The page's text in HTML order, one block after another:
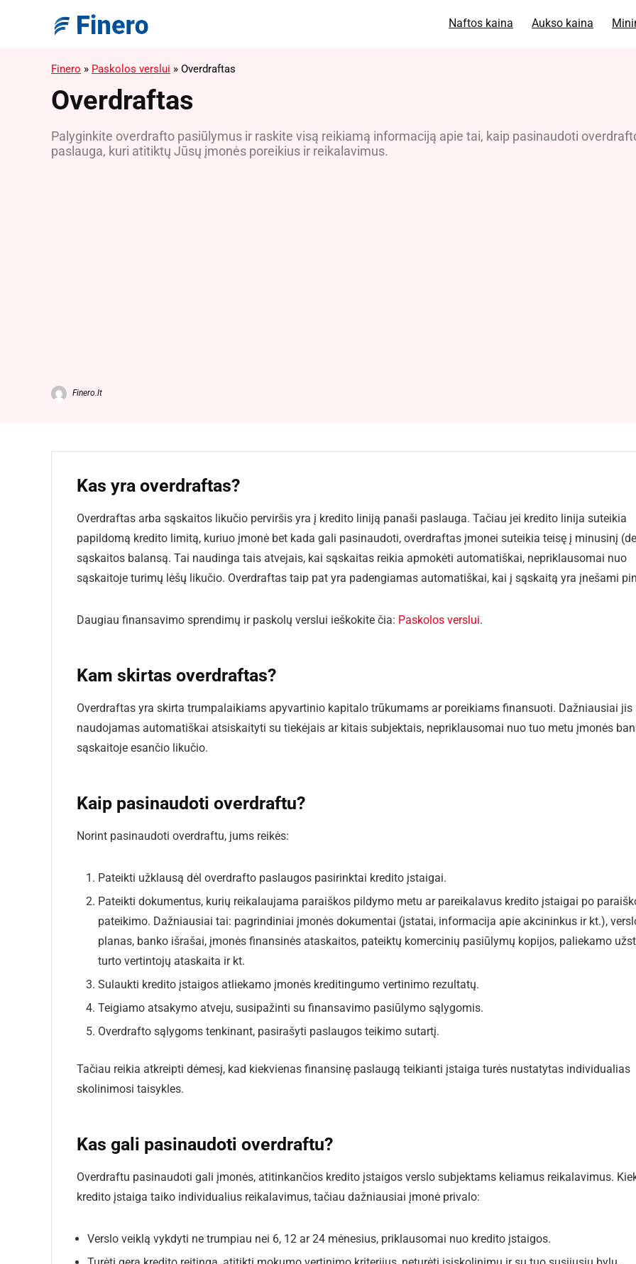
Naftos kaina Aukso kaina
Finero » Paskolos verslui » Overdraftas
Overdraftas
Palyginkite overdrafto pasiūlymus ir raskite visą reikiamą informaciją apie tai, kaip pasinaudoti
paslauga, kuri atitiktų Jūsų įmonės poreikius ir reikalavimus.
Finero.lt
Kas yra overdraftas?
Overdraftas arba sąskaitos likučio perviršis yra į kredito liniją panaši paslauga. Tačiau jei kredito linija suteikia
papildomą kredito limitą, kuriuo įmonė bet kada gali pasinaudoti, overdraftas įmonei suteikia teisę į minusinį
sąskaitos balansą. Tai naudinga tais atvejais, kai sąskaitas reikia apmokėti automatiškai, nepriklausomai nuo
sąskaitoje turimų lėšų likučio. Overdraftas taip pat yra padengiamas automatiškai, kai į sąskaitą yra įnešami
Daugiau finansavimo sprendimų ir paskolų verslui ieškokite čia: Paskolos verslui.
Kam skirtas overdraftas?
Overdraftas yra skirta trumpalaikiams apyvartinio kapitalo trūkumams ar poreikiams finansuoti. Dažniausiai jis
naudojamas automatiškai atsiskaityti su tiekėjais ar kitais subjektais, nepriklausomai nuo tuo metu įmonės
sąskaitoje esančio likučio.
Kaip pasinaudoti overdraftu?
Norint pasinaudoti overdraftu, jums reikės:
Pateikti užklausą dėl overdrafto paslaugos pasirinktai kredito įstaigai.
Pateikti dokumentus, kurių reikalaujama paraiškos pildymo metu ar pareikalavus kredito įstaigai po
pateikimo. Dažniausiai tai: pagrindiniai įmonės dokumentai (įstatai, informacija apie akcininkus ir kt.),
planas, banko išrašai, įmonės finansinės ataskaitos, pateiktų komercinių pasiūlymų kopijos, paliekamo
turto vertintojų ataskaita ir kt.
Sulaukti kredito įstaigos atliekamo įmonės kreditingumo vertinimo rezultatų.
Teigiamo atsakymo atveju, susipažinti su finansavimo pasiūlymo sąlygomis.
Overdrafto sąlygoms tenkinant, pasirašyti paslaugos teikimo sutartį.
Tačiau reikia atkreipti dėmesį, kad kiekvienas finansinę paslaugą teikianti įstaiga turės nustatytas individualias
skolinimosi taisykles.
Kas gali pasinaudoti overdraftu?
Overdraftu pasinaudoti gali įmonės, atitinkančios kredito įstaigos verslo subjektams keliamus reikalavimus.
kredito įstaiga taiko individualius reikalavimus, tačiau dažniausiai įmonė privalo:
Verslo veiklą vykdyti ne trumpiau nei 6, 12 ar 24 mėnesius, priklausomai nuo kredito įstaigos.